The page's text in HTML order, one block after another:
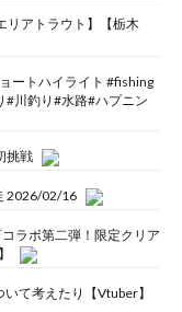
リアトラウト】【栃木
ートハイライト #fishing
#川釣り#水路#ハプニン
挑戦
2026/02/16
ラボ第二弾！限定クリア
て考えたり【Vtuber】